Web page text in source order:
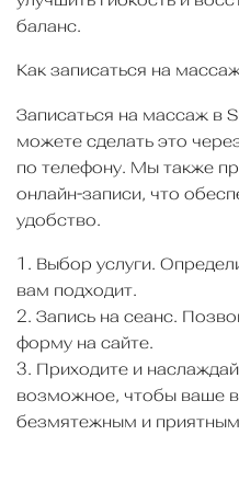
баланс.
Как записаться на
Записаться на массаж в
можете сделать это
по телефону. Мы также
онлайн-записи, что
удобство.
1. Выбор услуги.
вам подходит.
2. Запись на сеанс.
форму на сайте.
3. Приходите и
возможное, чтобы ваше
безмятежным и